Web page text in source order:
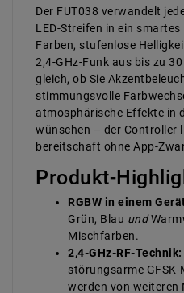
Der FUT038 verwandelt
LED-Streifen in ein
Farben, stufenlose
2,4-GHz-Funk aus bis zu
gleich, ob Sie
stimmungs­volle
atmosphärische Effekte in
wünschen – der
bereitschaft ohne App-
Produkt-
RGBW in einem
Grün, Blau und
Misch­farben.
2,4-GHz-RF-Technik:
störungs­arme
werden von weiteren